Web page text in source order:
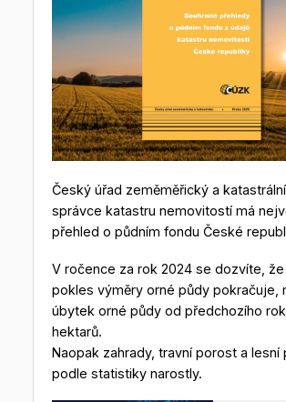
Český úřad zeměměřický a
správce katastru nemovitostí má
přehled o půdním fondu České
V ročence za rok 2024 se dozvíte,
pokles výměry orné půdy pokračuje,
úbytek orné půdy od předchozího
hektarů.
Naopak zahrady, travní porost a lesní
podle statistiky narostly.